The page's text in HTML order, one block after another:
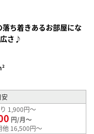
ち着きあるお部屋にな
さ♪
安
1,900円～
円/月～
他 16,500円～